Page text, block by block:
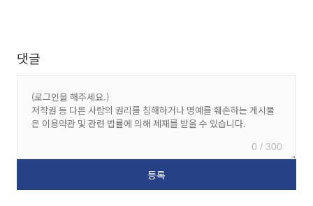
댓글
0 / 300